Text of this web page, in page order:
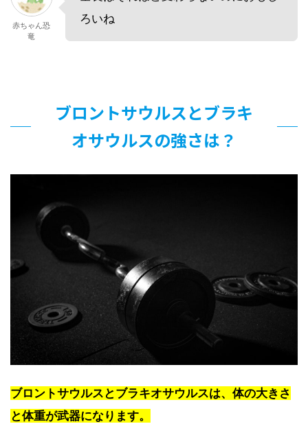
赤ちゃん恐
竜
ろいね
ブロントサウルスとブラキ
オサウルスの強さは？
ブロントサウルスとブラキオサウルスは、体の大きさ
と体重が武器になります。